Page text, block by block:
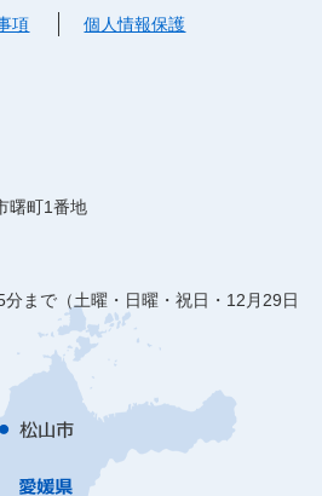
項
個人情報保護
曙町1番地
まで（土曜・日曜・祝日・12月29日